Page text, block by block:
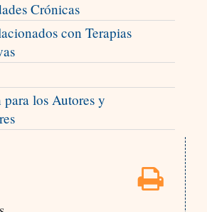
Crónicas
con Terapias
los Autores y